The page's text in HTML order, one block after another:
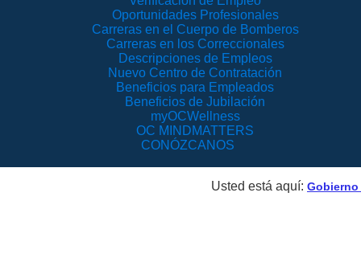
Oportunidades Profesionales
Carreras en el Cuerpo de Bomberos
Carreras en los Correccionales
Descripciones de Empleos
Nuevo Centro de Contratación
Beneficios para Empleados
Beneficios de Jubilación
myOCWellness
OC MINDMATTERS
CONÓZCANOS
Usted está aquí: Gobierno